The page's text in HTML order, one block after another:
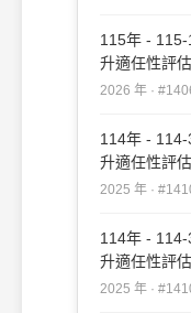
115年 -
升適任性評
務#140601
2026 年 ·
114年 -
升適任性評
務#141060
2025 年 ·
114年 -
升適任性評
務#141037
2025 年 ·